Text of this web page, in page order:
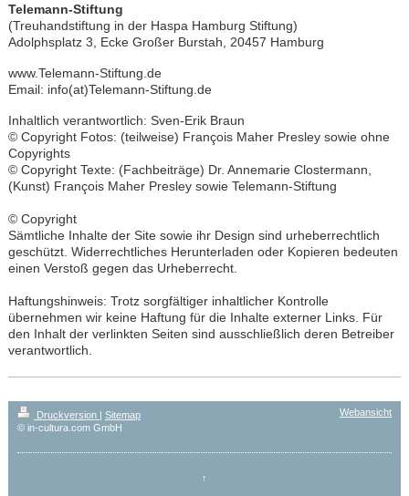
Telemann-Stiftung
(Treuhandstiftung in der Haspa Hamburg Stiftung)
Adolphsplatz 3, Ecke Großer Burstah, 20457 Hamburg
www.Telemann-Stiftung.de
Email: info(at)Telemann-Stiftung.de
Inhaltlich verantwortlich: Sven-Erik Braun
© Copyright Fotos: (teilweise) François Maher Presley sowie ohne
Copyrights
© Copyright Texte: (Fachbeiträge) Dr. Annemarie Clostermann,
(Kunst) François Maher Presley sowie Telemann-Stiftung
© Copyright
Sämtliche Inhalte der Site sowie ihr Design sind urheberrechtlich
geschützt. Widerrechtliches Herunterladen oder Kopieren bedeuten
einen Verstoß gegen das Urheberrecht.
Haftungshinweis: Trotz sorgfältiger inhaltlicher Kontrolle
übernehmen wir keine Haftung für die Inhalte externer Links. Für
den Inhalt der verlinkten Seiten sind ausschließlich deren Betreiber
verantwortlich.
Druckversion | Sitemap
© in-cultura.com GmbH
Webansicht
↑